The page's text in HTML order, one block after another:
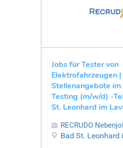
Jobs für Tester von
Elektrofahrzeugen |
Stellenangebote im
Testing (m/w/d) -
St. Leonhard im
RECRUDO
Bad St.